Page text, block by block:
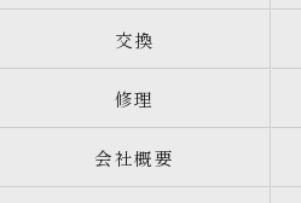
交換
修理
会社概要